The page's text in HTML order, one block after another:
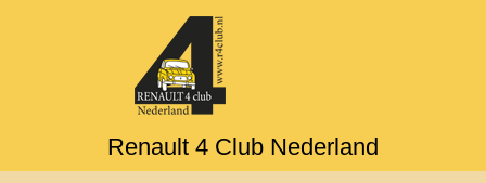
Renault 4 Club Nederland